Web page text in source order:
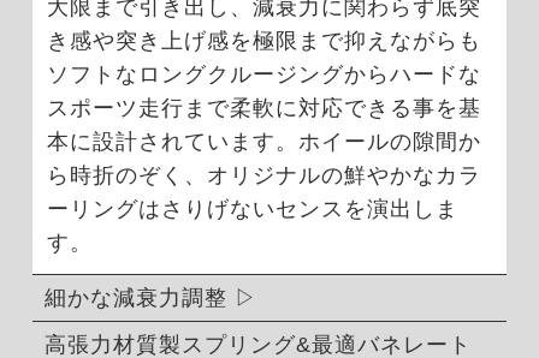
大限まで引き出し、減衰力に関わらず底突
き感や突き上げ感を極限まで抑えながらも
ソフトなロングクルージングからハードな
スポーツ走行まで柔軟に対応できる事を基
本に設計されています。ホイールの隙間か
ら時折のぞく、オリジナルの鮮やかなカラ
ーリングはさりげないセンスを演出しま
す。
細かな減衰力調整
高張力材質製スプリング&最適バネレート